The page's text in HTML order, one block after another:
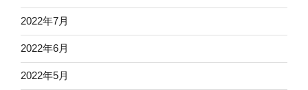
2022年7月
2022年6月
2022年5月